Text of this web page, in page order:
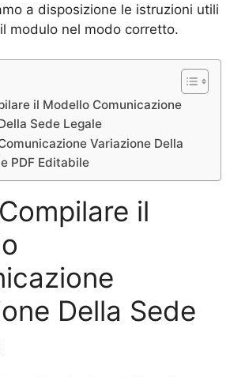
a disposizione le istruzioni utili
modulo nel modo corretto.
il Modello Comunicazione
Sede Legale
Variazione Della
PDF Editabile
il
Della Sede